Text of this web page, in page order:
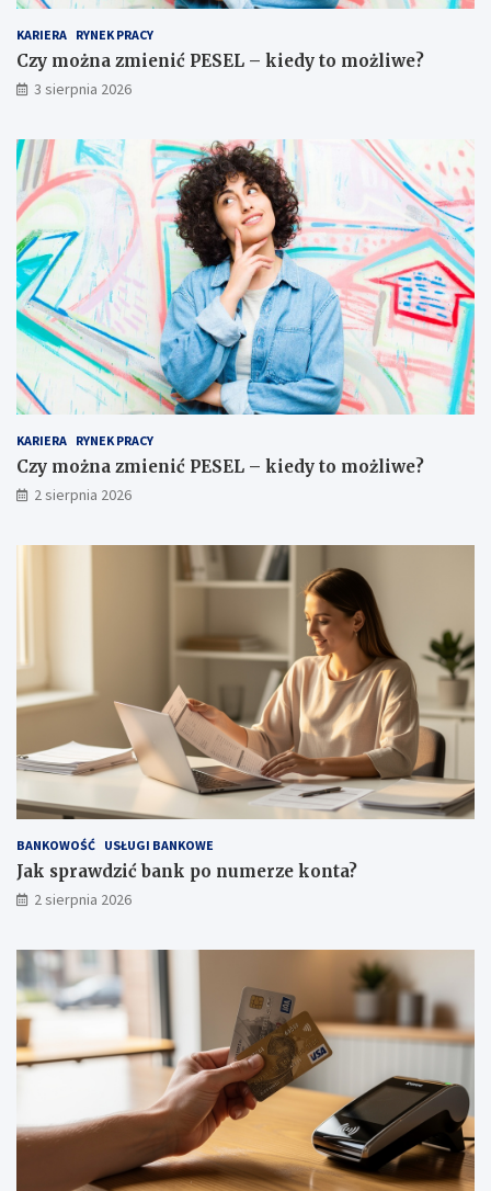
KARIERA RYNEK PRACY
Czy można zmienić PESEL – kiedy to możliwe?
3 sierpnia 2026
KARIERA RYNEK PRACY
Czy można zmienić PESEL – kiedy to możliwe?
2 sierpnia 2026
BANKOWOŚĆ USŁUGI BANKOWE
Jak sprawdzić bank po numerze konta?
2 sierpnia 2026